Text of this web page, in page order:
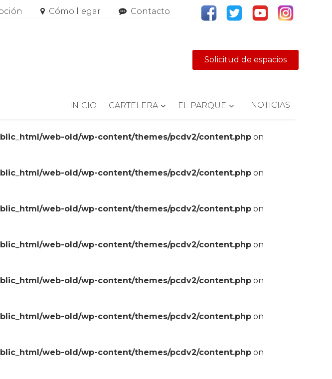
Cómo llegar Contacto
Solicitud de espacios
INICIO CARTELERA EL PARQUE NOTICIAS
web-old/wp-content/themes/pcdv2/content.php on
web-old/wp-content/themes/pcdv2/content.php on
web-old/wp-content/themes/pcdv2/content.php on
web-old/wp-content/themes/pcdv2/content.php on
web-old/wp-content/themes/pcdv2/content.php on
web-old/wp-content/themes/pcdv2/content.php on
web-old/wp-content/themes/pcdv2/content.php on